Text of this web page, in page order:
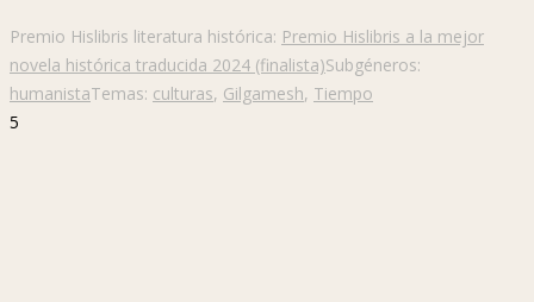
Premio Hislibris literatura histórica: Premio Hislibris a la mejor
novela histórica traducida 2024 (finalista)Subgéneros:
humanistaTemas: culturas, Gilgamesh, Tiempo
5